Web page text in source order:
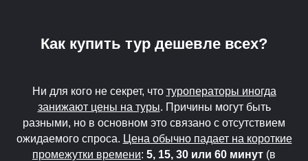
Как купить тур дешевле всех?
Ни для кого не секрет, что туроператоры иногда
занижают цены на туры. Причины могут быть
разными, но в основном это связано с отсутствием
ожидаемого спроса. Цена обычно падает на короткие
промежутки времени: 5, 15, 30 или 60 минут (в